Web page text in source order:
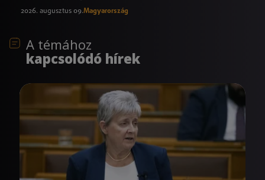
2026. augusztus 09.Magyarország
A témához
kapcsolódó hírek